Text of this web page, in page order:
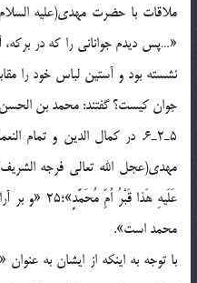
ملاقات با حضرت مهدي(عليه
«…پس ديدم جواناني را كه در
نشسته بود و آستين لباس خود را
جوان كيست؟ گفتند: محمد بن
5ـ2ـ6. در كمال الدين و
مهدي(عجل الله تعالي فرجه
عَلَيهِ هَذا
محمد است».
با توجه به اينكه از ايشان به